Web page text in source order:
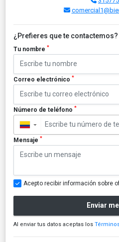
¿Prefieres que te contactemos?
Tu nombre *
Correo electrónico *
Número de teléfono *
▼
Mensaje *
Acepto recibir información sobre
Enviar
Al enviar tus datos aceptas los